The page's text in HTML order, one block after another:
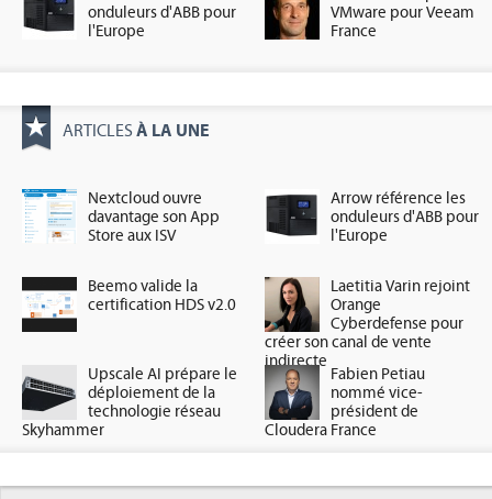
onduleurs d'ABB pour
l'Europe
VMware pour Veeam
France
ARTICLES À LA UNE
Nextcloud ouvre
davantage son App
Store aux ISV
Arrow référence les
onduleurs d'ABB pour
l'Europe
Beemo valide la
certification HDS v2.0
Laetitia Varin rejoint
Orange
Cyberdefense pour
créer son canal de vente
indirecte
Upscale AI prépare le
déploiement de la
technologie réseau
Skyhammer
Fabien Petiau
nommé vice-
président de
Cloudera France